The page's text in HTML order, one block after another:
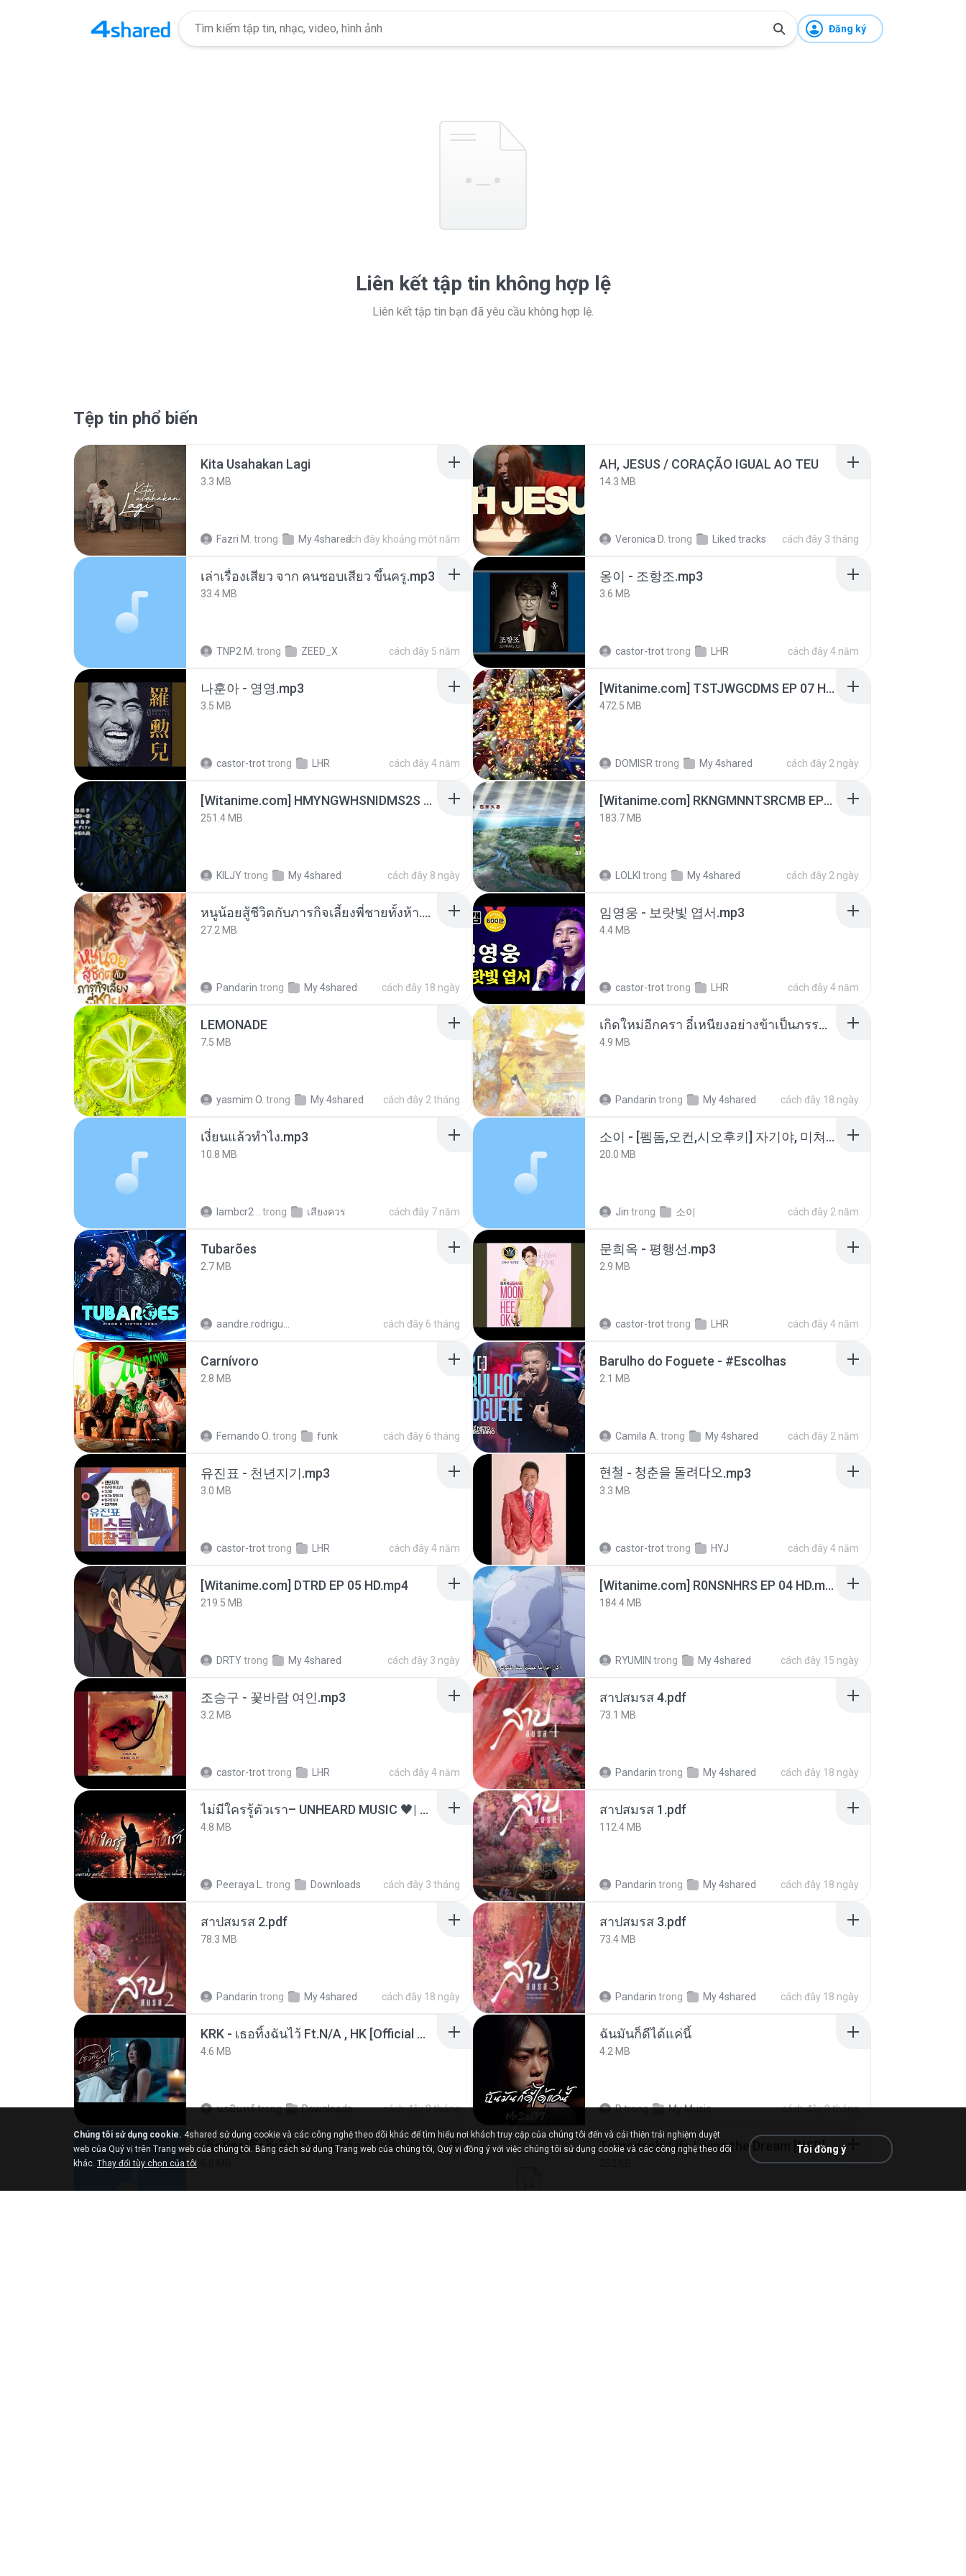
Đăng ký
Liên kết tập tin không hợp lệ
Liên kết tập tin bạn đã yêu cầu không hợp lệ.
Tệp tin phổ biến
Kita Usahakan Lagi
3.3 MB
Fazri M. trong My 4sharedcách đây khoảng một năm
AH, JESUS / CORAÇÃO IGUAL AO TEU
14.3 MB
Veronica D. trong Liked tracks cách đây 3 tháng
เล่าเรื่องเสียว จาก คนชอบเสียว ขึ้นครู.mp3
33.4 MB
TNP2 M. trong ZEED_X cách đây 5 năm
옹이 - 조항조.mp3
3.6 MB
castor-trottrong LHR cách đây 4 năm
나훈아 - 영영.mp3
3.5 MB
castor-trottrong LHR cách đây 4 năm
[Witanime.com] TSTJWGCDMS EP 07 HD.mp4
472.5 MB
DOMISR trong My 4shared cách đây 2 ngày
[Witanime.com] HMYNGWHSNIDMS2S EP 05 HD.mp4
251.4 MB
KILJYtrong My 4shared cách đây 8 ngày
[Witanime.com] RKNGMNNTSRCMB EP 07 HD.mp4
183.7 MB
LOLKI trong My 4shared cách đây 2 ngày
หนูน้อยสู้ชีวิตกับภารกิจเลี้ยงพี่ชายทั้งห้า.pdf
27.2 MB
Pandarin trong My 4shared cách đây 18 ngày
임영웅 - 보랏빛 엽서.mp3
4.4 MB
castor-trottrong LHR cách đây 4 năm
LEMONADE
7.5 MB
yasmim O. trong My 4shared cách đây 2 tháng
เกิดใหม่อีกครา อี๋เหนียงอย่างข้าเป็นภรรยาขุนนาง 1_ST.pdf
4.9 MB
Pandarin trong My 4shared cách đây 18 ngày
เงี่ยนแล้วทำไง.mp3
10.8 MB
lambcr2 .. trong เสียงควร cách đây 7 năm
소이 - [펨돔,오컨,시오후키] 자기야, 미쳐볼래 #남성향 #ASMR #펨돔 #여공남수 #19금.mp3
20.0 MB
Jin trong 소이 cách đây 2 năm
Tubarões
2.7 MB
cách đây 6 tháng
문희옥 - 평행선.mp3
2.9 MB
castor-trottrong LHR cách đây 4 năm
Carnívoro
2.8 MB
Fernando O. trong funk cách đây 6 tháng
Barulho do Foguete - #Escolhas
2.1 MB
Camila A. trong My 4shared cách đây 2 năm
유진표 - 천년지기.mp3
3.0 MB
castor-trottrong LHR cách đây 4 năm
현철 - 청춘을 돌려다오.mp3
3.3 MB
castor-trottrong HYJ cách đây 4 năm
[Witanime.com] DTRD EP 05 HD.mp4
219.5 MB
DRTYtrong My 4shared cách đây 3 ngày
[Witanime.com] R0NSNHRS EP 04 HD.mp4
184.4 MB
RYUMIN trong My 4shared cách đây 15 ngày
조승구 - 꽃바람 여인.mp3
3.2 MB
castor-trottrong LHR cách đây 4 năm
สาปสมรส 4.pdf
73.1 MB
Pandarin trong My 4shared cách đây 18 ngày
ไม่มีใครรู้ตัวเรา– UNHEARD MUSIC 🖤| Official Lyric Video | เพลงสู้ชีวิต
4.8 MB
Peeraya L. trong Downloads cách đây 3 tháng
สาปสมรส 1.pdf
112.4 MB
Pandarin trong My 4shared cách đây 18 ngày
สาปสมรส 2.pdf
78.3 MB
Pandarin trong My 4shared cách đây 18 ngày
สาปสมรส 3.pdf
73.4 MB
Pandarin trong My 4shared cách đây 18 ngày
KRK - เธอทิ้งฉันไว้ Ft.N/A , HK [Official MV]
4.6 MB
นวมินทร์trong Downloads cách đây 8 tháng
ฉันมันก็ดีได้แค่นี้
4.2 MB
Dtrong My Music cách đây 9 tháng
ເຊົາຮ້ອງເຖົ້າຊິເອົາທໍ່ໃດ (เซาฮ้องเถ้าสิเอาเท่าใด) ບຸນເກີດ ຫນູຫ່ວງ ft. ໂສພາ ຈຸນທະລາ Tomodachi Life Living the Dream [NSP].torrent
Chúng tôi sử dụng cookie. 4shared sử dụng cookie và các công nghệ theo dõi khác để tìm hiểu nơi khách truy cập của chúng tôi đến và cải thiện trải nghiệm duyệt
web của Quý vị trên Trang web của chúng tôi. Bằng cách sử dụng Trang web của chúng tôi, Quý vị đồng ý với việc chúng tôi sử dụng cookie và các công nghệ theo dõi
khác. Thay đổi tùy chọn của tôi
Tôi đồng ý